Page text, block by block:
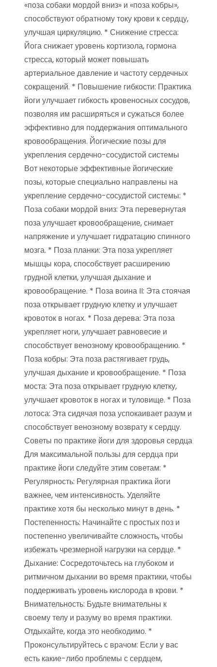
«поза собаки мордой вниз» и «поза кобры»,
способствуют обратному току крови к сердцу,
улучшая циркуляцию. * Снижение стресса:
Йога снижает уровень кортизола, гормона
стресса, который может повышать
артериальное давление и частоту сердечных
сокращений. * Повышение гибкости: Практика
йоги улучшает гибкость кровеносных сосудов,
позволяя им расширяться и сужаться более
эффективно для поддержания оптимального
кровообращения. Йогические позы для
укрепления сердечно-сосудистой системы
Вот некоторые эффективные йогические
позы, которые специально направлены на
укрепление сердечно-сосудистой системы: *
Поза собаки мордой вниз: Эта перевернутая
поза улучшает кровообращение, снимает
напряжение и улучшает гидратацию спинного
мозга. * Поза планки: Эта поза укрепляет
мышцы кора, способствует расширению
грудной клетки, улучшая дыхание и
кровообращение. * Поза воина II: Эта стоячая
поза открывает грудную клетку и улучшает
кровоток в ногах. * Поза дерева: Эта поза
укрепляет ноги, улучшает равновесие и
способствует венозному кровообращению. *
Поза кобры: Эта поза растягивает грудь,
улучшая дыхание и кровообращение. * Поза
моста: Эта поза открывает грудную клетку,
улучшает кровоток в ногах и туловище. * Поза
лотоса: Эта сидячая поза успокаивает разум и
способствует венозному возврату к сердцу.
Советы по практике йоги для здоровья сердца
Для максимальной пользы для сердца при
практике йоги следуйте этим советам: *
Регулярность: Регулярная практика йоги
важнее, чем интенсивность. Уделяйте
практике хотя бы несколько минут в день. *
Постепенность: Начинайте с простых поз и
постепенно увеличивайте сложность, чтобы
избежать чрезмерной нагрузки на сердце. *
Дыхание: Сосредоточьтесь на глубоком и
ритмичном дыхании во время практики, чтобы
поддерживать уровень кислорода в крови. *
Внимательность: Будьте внимательны к
своему телу и разуму во время практики.
Отдыхайте, когда это необходимо. *
Проконсультируйтесь с врачом: Если у вас
есть какие-либо проблемы с сердцем,